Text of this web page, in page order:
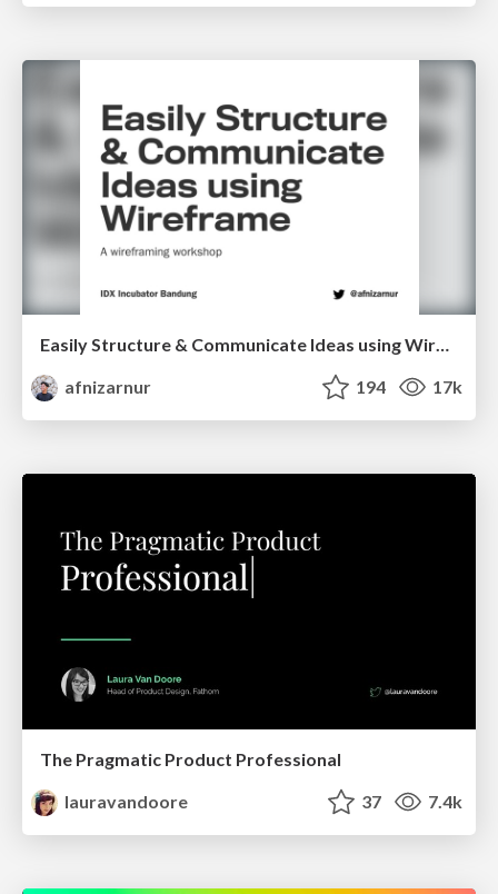
Easily Structure & Communicate Ideas using Wireframe
afnizarnur
194 17k
The Pragmatic Product Professional
lauravandoore
37 7.4k